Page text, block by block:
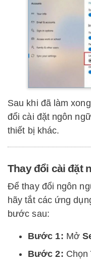
Sau khi đã làm
đổi cài đặt ngôn
thiết bị khác.
Thay đổi cài đặt
Để thay đổi ngôn
hãy tắt các ứng
bước sau:
Bước 1: Mở
Bước 2: Chọn